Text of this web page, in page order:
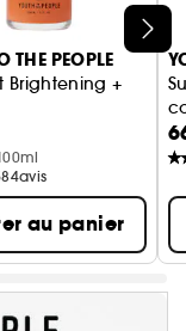
THE PEOPLE
Brightening +
Vitamin C
avis
au panier